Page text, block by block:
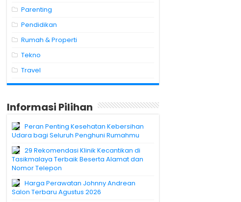
Parenting
Pendidikan
Rumah & Properti
Tekno
Travel
Informasi Pilihan
Peran Penting Kesehatan Kebersihan
Udara bagi Seluruh Penghuni Rumahmu
29 Rekomendasi Klinik Kecantikan di
Tasikmalaya Terbaik Beserta Alamat dan
Nomor Telepon
Harga Perawatan Johnny Andrean
Salon Terbaru Agustus 2026